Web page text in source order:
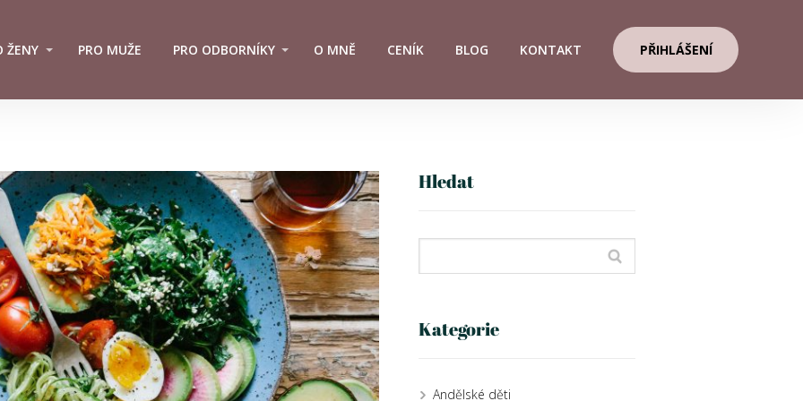
ŽENY PRO MUŽE PRO ODBORNÍKY O MNĚ CENÍK BLOG KONTAKT PŘIHLÁŠENÍ
Hledat
Kategorie
Andělské děti